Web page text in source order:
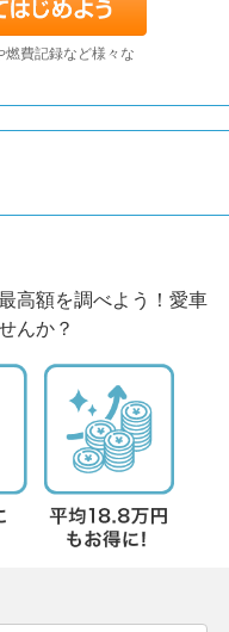
燃費記録など様々な
高額を調べよう！愛車
んか？